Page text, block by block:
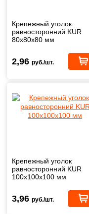
Крепежный уголок
равносторонний KUR
80х80х80 мм
2,96 руб./шт.
Крепежный уголок
равносторонний KUR
100х100х100 мм
3,96 руб./шт.